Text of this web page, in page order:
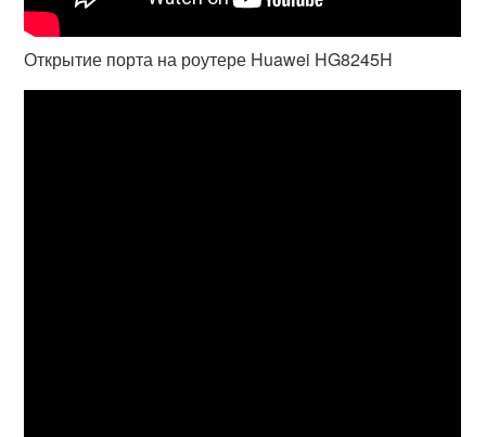
Открытие порта на роутере Huawei HG8245H